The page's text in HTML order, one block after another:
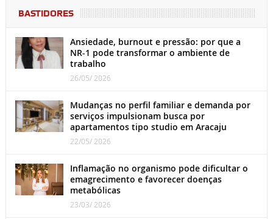
BASTIDORES
Ansiedade, burnout e pressão: por que a
NR-1 pode transformar o ambiente de
trabalho
26/05/ 2026
Mudanças no perfil familiar e demanda por
serviços impulsionam busca por
apartamentos tipo studio em Aracaju
22/05/ 2026
Inflamação no organismo pode dificultar o
emagrecimento e favorecer doenças
metabólicas
23/03/ 2026